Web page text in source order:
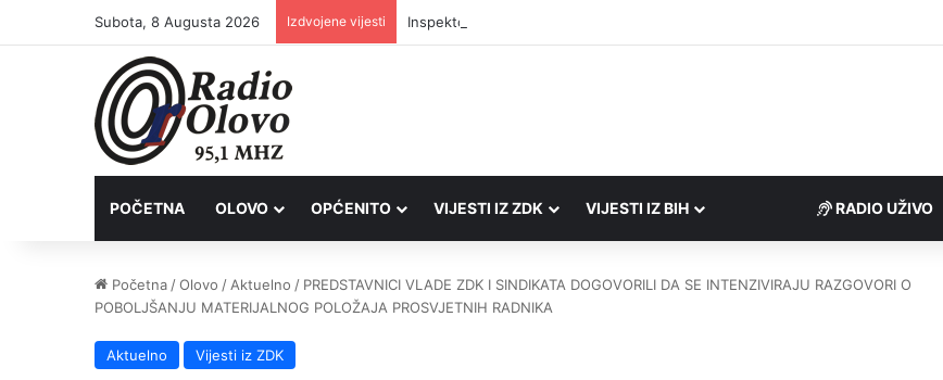
Subota, 8 Augusta 2026 Izdvojene vijesti Inspektori Porezne uprave FBiH na području ZDK izvršili 24 inspekcijska nadzora
POČETNA OLOVO OPĆENITO VIJESTI IZ ZDK VIJESTI IZ BIH RADIO UŽIVO
Početna /Olovo / Aktuelno / PREDSTAVNICI VLADE ZDK I SINDIKATA DOGOVORILI DA SE INTENZIVIRAJU RAZGOVORI O
POBOLJŠANJU MATERIJALNOG POLOŽAJA PROSVJETNIH RADNIKA
Aktuelno Vijesti iz ZDK